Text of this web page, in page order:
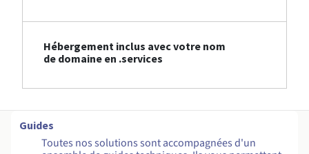
Hébergement inclus avec votre nom
de domaine en .services
Guides
Toutes nos solutions sont accompagnées d'un